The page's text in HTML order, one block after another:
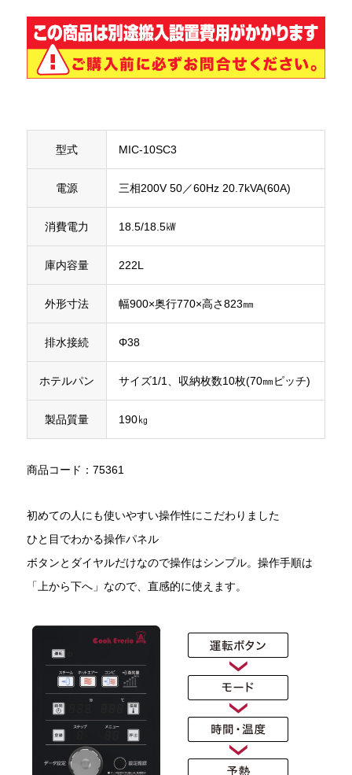
型式 MIC-10SC3
電源 三相200V 50／60Hz 20.7kVA(60A)
消費電力 18.5/18.5㎾
庫内容量 222L
外形寸法 幅900×奥行770×高さ823㎜
排水接続 Φ38
ホテルパン サイズ1/1、収納枚数10枚(70㎜ピッチ)
製品質量 190㎏
商品コード：75361
初めての人にも使いやすい操作性にこだわりました
ひと目でわかる操作パネル
ボタンとダイヤルだけなので操作はシンプル。操作手順は
「上から下へ」なので、直感的に使えます。